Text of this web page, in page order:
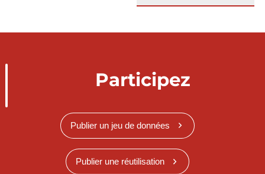
Participez
Publier un jeu de données
Publier une réutilisation